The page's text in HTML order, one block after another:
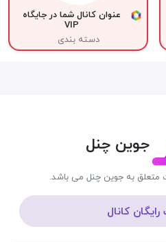
عنوان کانال شما در جایگاه
VIP
دسته بندی
جوین چنل
به جوین چنل می باشد.
کانال